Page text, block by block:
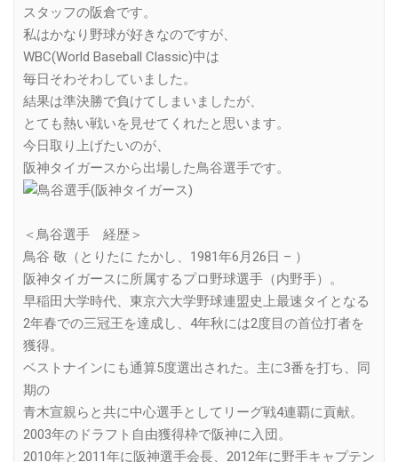
スタッフの阪倉です。
私はかなり野球が好きなのですが、
WBC(World Baseball Classic)中は
毎日そわそわしていました。
結果は準決勝で負けてしまいましたが、
とても熱い戦いを見せてくれたと思います。
今日取り上げたいのが、
阪神タイガースから出場した鳥谷選手です。
＜鳥谷選手 経歴＞
鳥谷 敬（とりたに たかし、1981年6月26日 – ）
阪神タイガースに所属するプロ野球選手（内野手）。
早稲田大学時代、東京六大学野球連盟史上最速タイとなる
2年春での三冠王を達成し、4年秋には2度目の首位打者を
獲得。
ベストナインにも通算5度選出された。主に3番を打ち、同
期の
青木宣親らと共に中心選手としてリーグ戦4連覇に貢献。
2003年のドラフト自由獲得枠で阪神に入団。
2010年と2011年に阪神選手会長、2012年に野手キャプテン